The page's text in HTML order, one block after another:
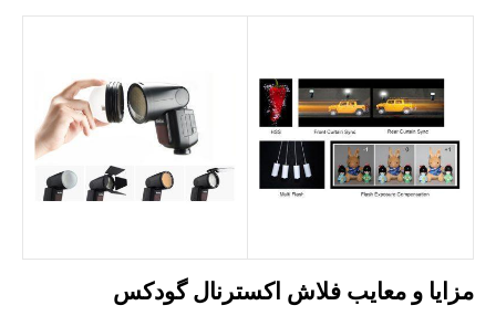
مزایا و معایب فلاش اکسترنال گودکس